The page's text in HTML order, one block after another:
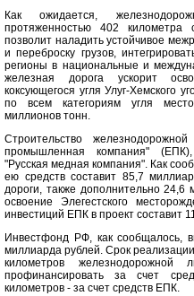
Как ожидается,
протяженностью 402 километра
позволит наладить устойчивое
и переброску грузов,
регионы в национальные и
железная дорога ускорит
коксующегося угля Улуг-Хемского
по всем категориям угля
миллионов тонн.
Строительство
промышленная компания"
"Русская медная компания". Как
ею средств составит 85,7
дороги, также дополнительно
освоение Элегестского
инвестиций ЕПК в проект составит
Инвестфонд РФ, как сообщалось,
миллиарда рублей. Срок
километров железнодорожной
профинансировать за счет
километров - за счет средств ЕПК.